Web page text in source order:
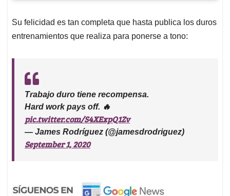
Su felicidad es tan completa que hasta publica los duros
entrenamientos que realiza para ponerse a tono:
Trabajo duro tiene recompensa.
Hard work pays off. 🔥
pic.twitter.com/S4XExpQ1Zv
— James Rodríguez (@jamesdrodriguez)
September 1, 2020